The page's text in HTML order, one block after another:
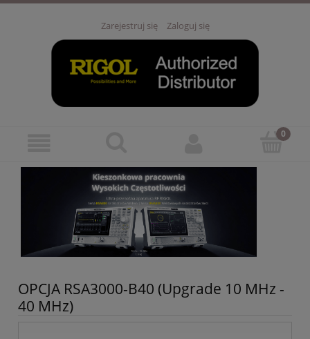
Zarejestruj się Zaloguj się
OPCJA RSA3000-B40 (Upgrade 10 MHz -
40 MHz)